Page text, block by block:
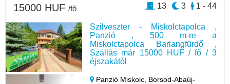
Szilveszter - Miskolctapolca ,
Panzió , 500 m-re a
Miskolctapolca Barlangfürdő ,
Szállás már 15000 HUF / fő / 3
éjszakától
Panzió Miskolc, Borsod-Abaúj-
15000 HUF /fő 1 - 44
3
13